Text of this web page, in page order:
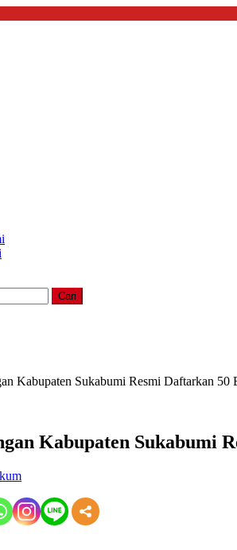
Kabupaten Sukabumi Resmi Daftarkan 50
Kabupaten Sukabumi